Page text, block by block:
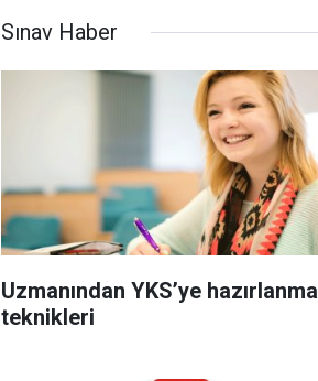
Sınav Haber
Uzmanından YKS’ye hazırlanma
teknikleri